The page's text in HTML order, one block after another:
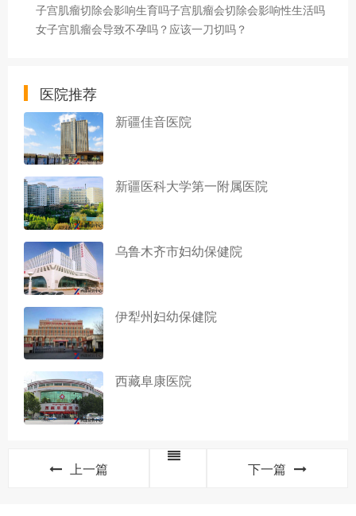
子宫肌瘤切除会影响生育吗子宫肌瘤会切除会影响性生活吗
女子宫肌瘤会导致不孕吗？应该一刀切吗？
医院推荐
新疆佳音医院
新疆医科大学第一附属医院
乌鲁木齐市妇幼保健院
伊犁州妇幼保健院
西藏阜康医院
上一篇 下一篇